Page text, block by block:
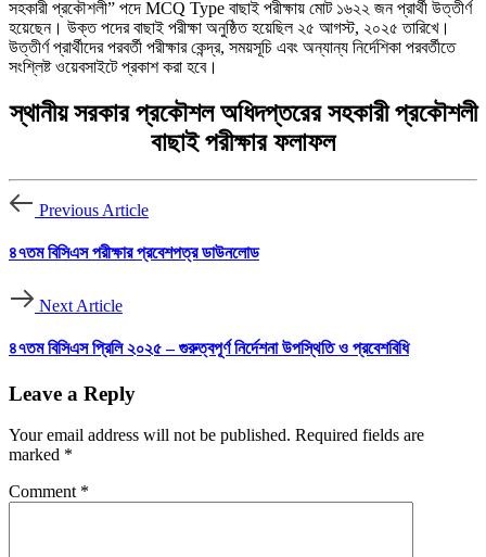
সহকারী প্রকৌশলী” পদে MCQ Type বাছাই পরীক্ষায় মোট ১৬২২ জন প্রার্থী উত্তীর্ণ
হয়েছেন। উক্ত পদের বাছাই পরীক্ষা অনুষ্ঠিত হয়েছিল ২৫ আগস্ট, ২০২৫ তারিখে।
উত্তীর্ণ প্রার্থীদের পরবর্তী পরীক্ষার কেন্দ্র, সময়সূচি এবং অন্যান্য নির্দেশিকা পরবর্তীতে
সংশ্লিষ্ট ওয়েবসাইটে প্রকাশ করা হবে।
স্থানীয় সরকার প্রকৌশল অধিদপ্তরের সহকারী প্রকৌশলী
বাছাই পরীক্ষার ফলাফল
Previous Article
৪৭তম বিসিএস পরীক্ষার প্রবেশপত্র ডাউনলোড
Next Article
৪৭তম বিসিএস প্রিলি ২০২৫ – গুরুত্বপূর্ণ নির্দেশনা উপস্থিতি ও প্রবেশবিধি
Leave a Reply
Your email address will not be published. Required fields are
marked *
Comment *